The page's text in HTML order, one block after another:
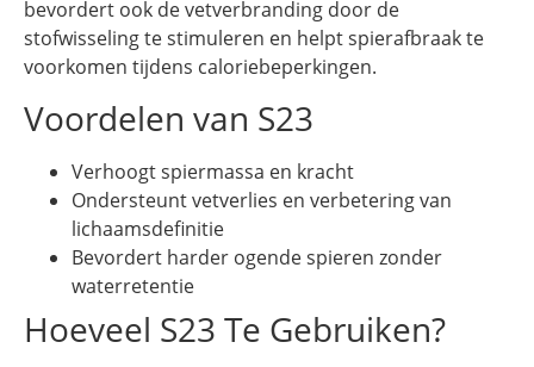
bevordert ook de vetverbranding door de
stofwisseling te stimuleren en helpt spierafbraak te
voorkomen tijdens caloriebeperkingen.
Voordelen van S23
Verhoogt spiermassa en kracht
Ondersteunt vetverlies en verbetering van
lichaamsdefinitie
Bevordert harder ogende spieren zonder
waterretentie
Hoeveel S23 Te Gebruiken?